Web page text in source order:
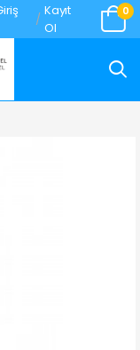
/
Kayıt
Ol
0